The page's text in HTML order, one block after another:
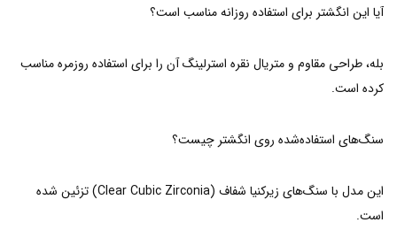
آیا این انگشتر برای استفاده روزانه مناسب است؟
بله، طراحی مقاوم و متریال نقره استرلینگ آن را برای استفاده روزمره مناسب
کرده است.
سنگ‌های استفاده‌شده روی انگشتر چیست؟
این مدل با سنگ‌های زیرکنیا شفاف (Clear Cubic Zirconia) تزئین شده
است.